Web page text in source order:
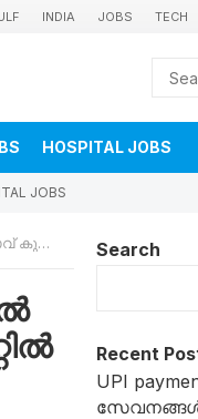
INDIA JOBS TECH
HOSPITAL JOBS
JOBS
Search
Recent
UPI